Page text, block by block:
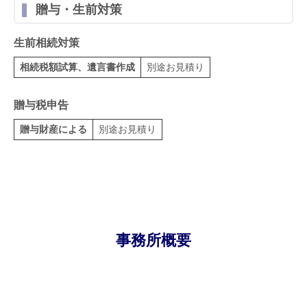
贈与・生前対策
生前相続対策
相続税額試算、遺言書作成 別途お見積り
贈与税申告
贈与財産による 別途お見積り
事務所概要